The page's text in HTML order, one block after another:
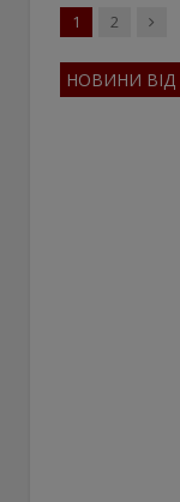
1 2 Next
НОВИНИ ВІД